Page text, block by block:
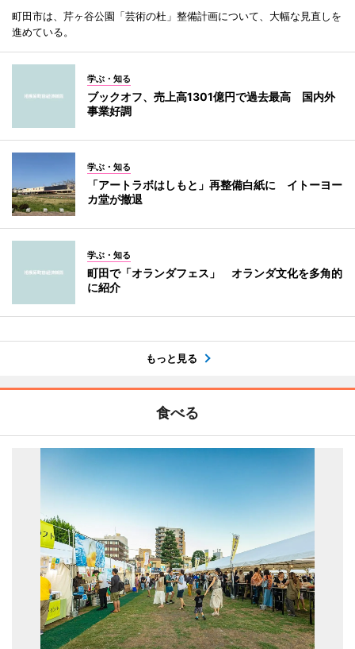
町田市は、芹ヶ谷公園「芸術の杜」整備計画について、大幅な見直しを
進めている。
学ぶ・知る
ブックオフ、売上高1301億円で過去最高 国内外
事業好調
学ぶ・知る
「アートラボはしもと」再整備白紙に イトーヨー
カ堂が撤退
学ぶ・知る
町田で「オランダフェス」 オランダ文化を多角的
に紹介
もっと見る
食べる